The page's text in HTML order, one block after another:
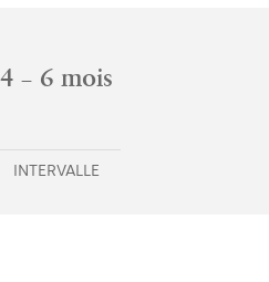
4 – 6 mois
INTERVALLE